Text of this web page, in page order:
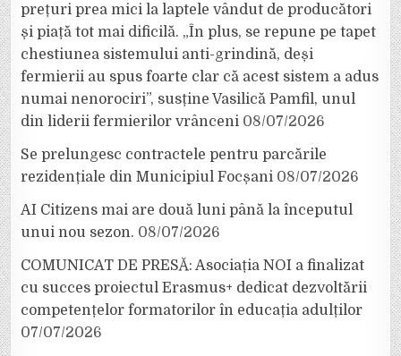
prețuri prea mici la laptele vândut de producători
și piață tot mai dificilă. „În plus, se repune pe tapet
chestiunea sistemului anti-grindină, deși
fermierii au spus foarte clar că acest sistem a adus
numai nenorociri”, susține Vasilică Pamfil, unul
din liderii fermierilor vrânceni 08/07/2026
Se prelungesc contractele pentru parcările
rezidențiale din Municipiul Focșani 08/07/2026
AI Citizens mai are două luni până la începutul
unui nou sezon. 08/07/2026
COMUNICAT DE PRESĂ: Asociația NOI a finalizat
cu succes proiectul Erasmus+ dedicat dezvoltării
competențelor formatorilor în educația adulților
07/07/2026